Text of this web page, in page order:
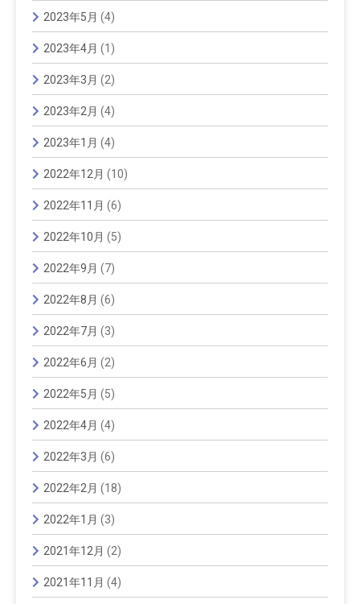
2023年5月 (4)
2023年4月 (1)
2023年3月 (2)
2023年2月 (4)
2023年1月 (4)
2022年12月 (10)
2022年11月 (6)
2022年10月 (5)
2022年9月 (7)
2022年8月 (6)
2022年7月 (3)
2022年6月 (2)
2022年5月 (5)
2022年4月 (4)
2022年3月 (6)
2022年2月 (18)
2022年1月 (3)
2021年12月 (2)
2021年11月 (4)